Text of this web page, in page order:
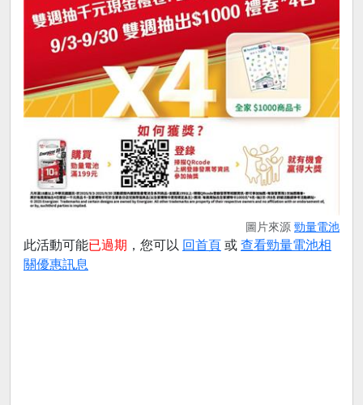
圖片來源 勁量電池
此活動可能已過期 ，您可以 回首頁 或 查看勁量電池相
關優惠訊息